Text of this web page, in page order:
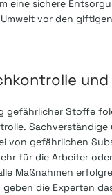
eine sichere
vor den
und
gefährlicher Stoffe
von gefährlichen
für die Arbeiter
Maßnahmen
die Experten